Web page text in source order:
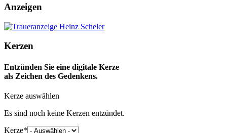
Anzeigen
Kerzen
Entzünden Sie eine digitale Kerze
als Zeichen des Gedenkens.
Kerze auswählen
Es sind noch keine Kerzen entzündet.
Kerze